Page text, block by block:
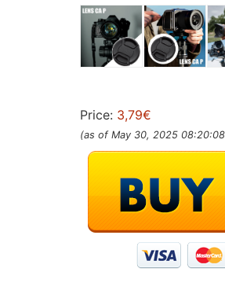
Price: 3,79€
(as of May 30, 2025